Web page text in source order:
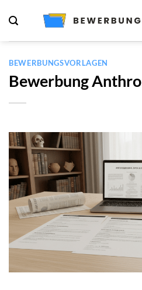
Inhalt
springen
BEWERBUNGSVORLAGEN
Bewerbung